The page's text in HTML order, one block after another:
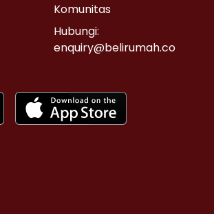
Komunitas
Hubungi:
enquiry@belirumah.co